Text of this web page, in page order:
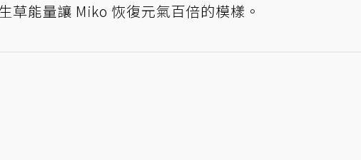
草能量讓 Miko 恢復元氣百倍的模樣。